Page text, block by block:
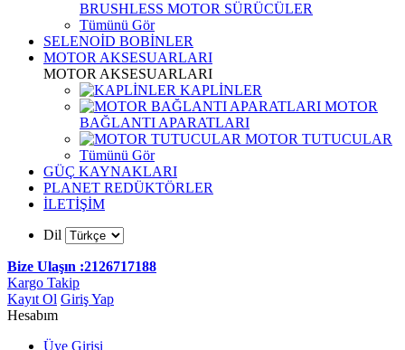
BRUSHLESS MOTOR SÜRÜCÜLER
Tümünü Gör
SELENOİD BOBİNLER
MOTOR AKSESUARLARI
MOTOR AKSESUARLARI
KAPLİNLER
MOTOR
BAĞLANTI APARATLARI
MOTOR TUTUCULAR
Tümünü Gör
GÜÇ KAYNAKLARI
PLANET REDÜKTÖRLER
İLETİŞİM
Dil
Bize Ulaşın :2126717188
Kargo Takip
Kayıt Ol Giriş Yap
Hesabım
Üye Girişi